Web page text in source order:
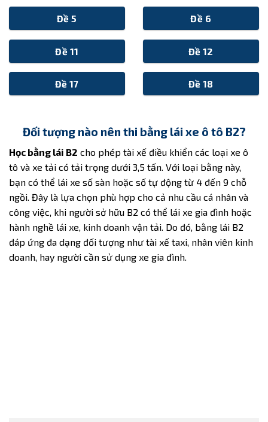
Đề 5
Đề 11
Đề 17
Đề 6
Đề 12
Đề 18
Đối tượng nào nên thi bằng lái xe ô tô B2?
Học bằng lái B2 cho phép tài xế điều khiển các loại xe ô
tô và xe tải có tải trọng dưới 3,5 tấn. Với loại bằng này,
bạn có thể lái xe số sàn hoặc số tự động từ 4 đến 9 chỗ
ngồi. Đây là lựa chọn phù hợp cho cả nhu cầu cá nhân và
công việc, khi người sở hữu B2 có thể lái xe gia đình hoặc
hành nghề lái xe, kinh doanh vận tải. Do đó, bằng lái B2
đáp ứng đa dạng đối tượng như tài xế taxi, nhân viên kinh
doanh, hay người cần sử dụng xe gia đình.